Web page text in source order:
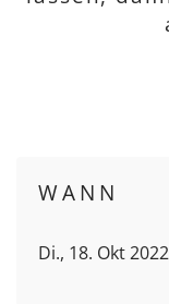
WANN
Di., 18. Okt